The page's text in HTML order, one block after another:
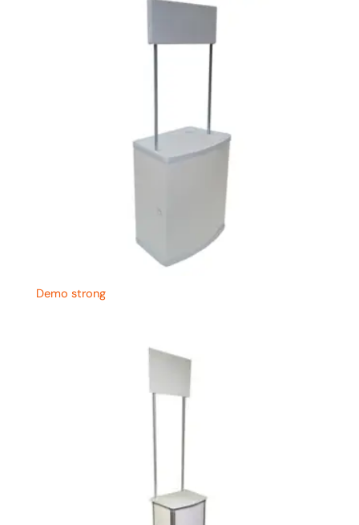
Demo strong